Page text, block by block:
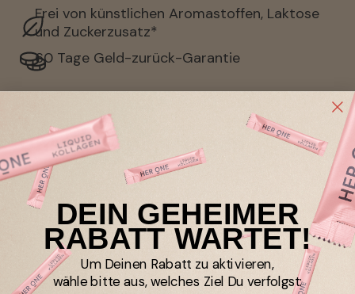
Frei von künstlichen Aromastoffen, Laktose
und Zuckerzusatz*
60 Tage Geld-zurück-Garantie
Unsere Expert*innen
DEIN GEHEIMER
RABATT WARTET!
Um Deinen Rabatt zu aktivieren,
wähle bitte aus, welches Ziel Du verfolgst: